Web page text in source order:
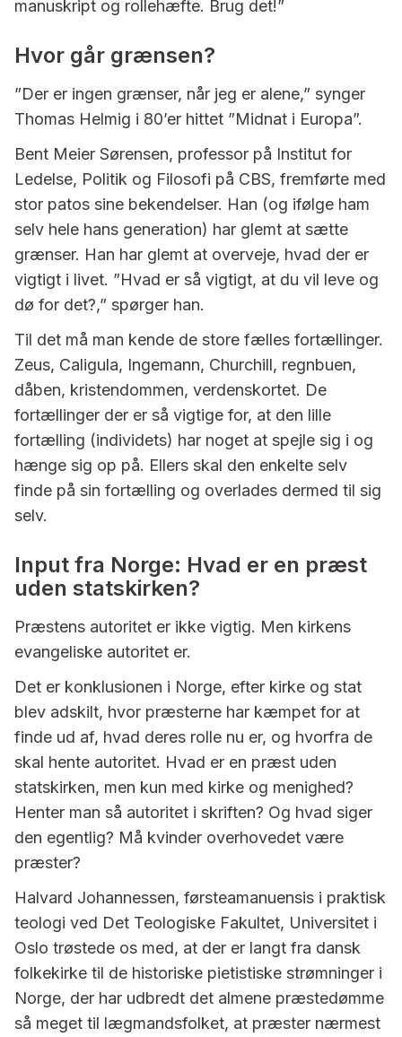
manuskript og rollehæfte. Brug det!”
Hvor går grænsen?
”Der er ingen grænser, når jeg er alene,” synger
Thomas Helmig i 80’er hittet ”Midnat i Europa”.
Bent Meier Sørensen, professor på Institut for
Ledelse, Politik og Filosofi på CBS, fremførte med
stor patos sine bekendelser. Han (og ifølge ham
selv hele hans generation) har glemt at sætte
grænser. Han har glemt at overveje, hvad der er
vigtigt i livet. ”Hvad er så vigtigt, at du vil leve og
dø for det?,” spørger han.
Til det må man kende de store fælles fortællinger.
Zeus, Caligula, Ingemann, Churchill, regnbuen,
dåben, kristendommen, verdenskortet. De
fortællinger der er så vigtige for, at den lille
fortælling (individets) har noget at spejle sig i og
hænge sig op på. Ellers skal den enkelte selv
finde på sin fortælling og overlades dermed til sig
selv.
Input fra Norge: Hvad er en præst
uden statskirken?
Præstens autoritet er ikke vigtig. Men kirkens
evangeliske autoritet er.
Det er konklusionen i Norge, efter kirke og stat
blev adskilt, hvor præsterne har kæmpet for at
finde ud af, hvad deres rolle nu er, og hvorfra de
skal hente autoritet. Hvad er en præst uden
statskirken, men kun med kirke og menighed?
Henter man så autoritet i skriften? Og hvad siger
den egentlig? Må kvinder overhovedet være
præster?
Halvard Johannessen, førsteamanuensis i praktisk
teologi ved Det Teologiske Fakultet, Universitet i
Oslo trøstede os med, at der er langt fra dansk
folkekirke til de historiske pietistiske strømninger i
Norge, der har udbredt det almene præstedømme
så meget til lægmandsfolket, at præster nærmest